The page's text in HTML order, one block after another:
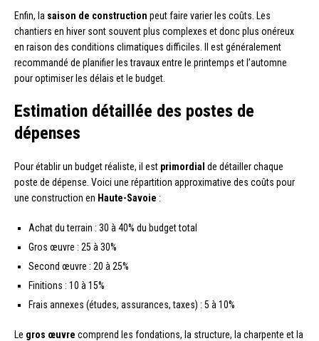
Enfin, la saison de construction peut faire varier les coûts. Les
chantiers en hiver sont souvent plus complexes et donc plus onéreux
en raison des conditions climatiques difficiles. Il est généralement
recommandé de planifier les travaux entre le printemps et l’automne
pour optimiser les délais et le budget.
Estimation détaillée des postes de
dépenses
Pour établir un budget réaliste, il est primordial de détailler chaque
poste de dépense. Voici une répartition approximative des coûts pour
une construction en Haute-Savoie :
Achat du terrain : 30 à 40% du budget total
Gros œuvre : 25 à 30%
Second œuvre : 20 à 25%
Finitions : 10 à 15%
Frais annexes (études, assurances, taxes) : 5 à 10%
Le gros œuvre comprend les fondations, la structure, la charpente et la